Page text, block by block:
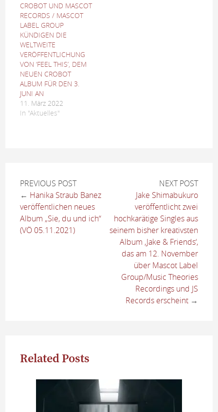
CROBOT UND MASCOT
RECORDS / MASCOT
LABEL GROUP
KÜNDIGEN DIE
WELTWEITE
VERÖFFENTLICHUNG
VON ‘FEEL THIS’, DEM
NEUEN CROBOT
ALBUM FÜR DEN 3.
JUNI AN
11. März 2022
In "Aktuelles"
PREVIOUS POST
← Hanika Straub Banez
veröffentlichen neues
Album „Sie, du und ich“
(VÖ 05.11.2021)
NEXT POST
Jake Shimabukuro
veröffentlicht zwei
hochkarätige Singles aus
seinem bisher kreativsten
Album ‚Jake & Friends‘,
das am 12. November
über Mascot Label
Group/Music Theories
Recordings und JS
Records erscheint→
Related Posts